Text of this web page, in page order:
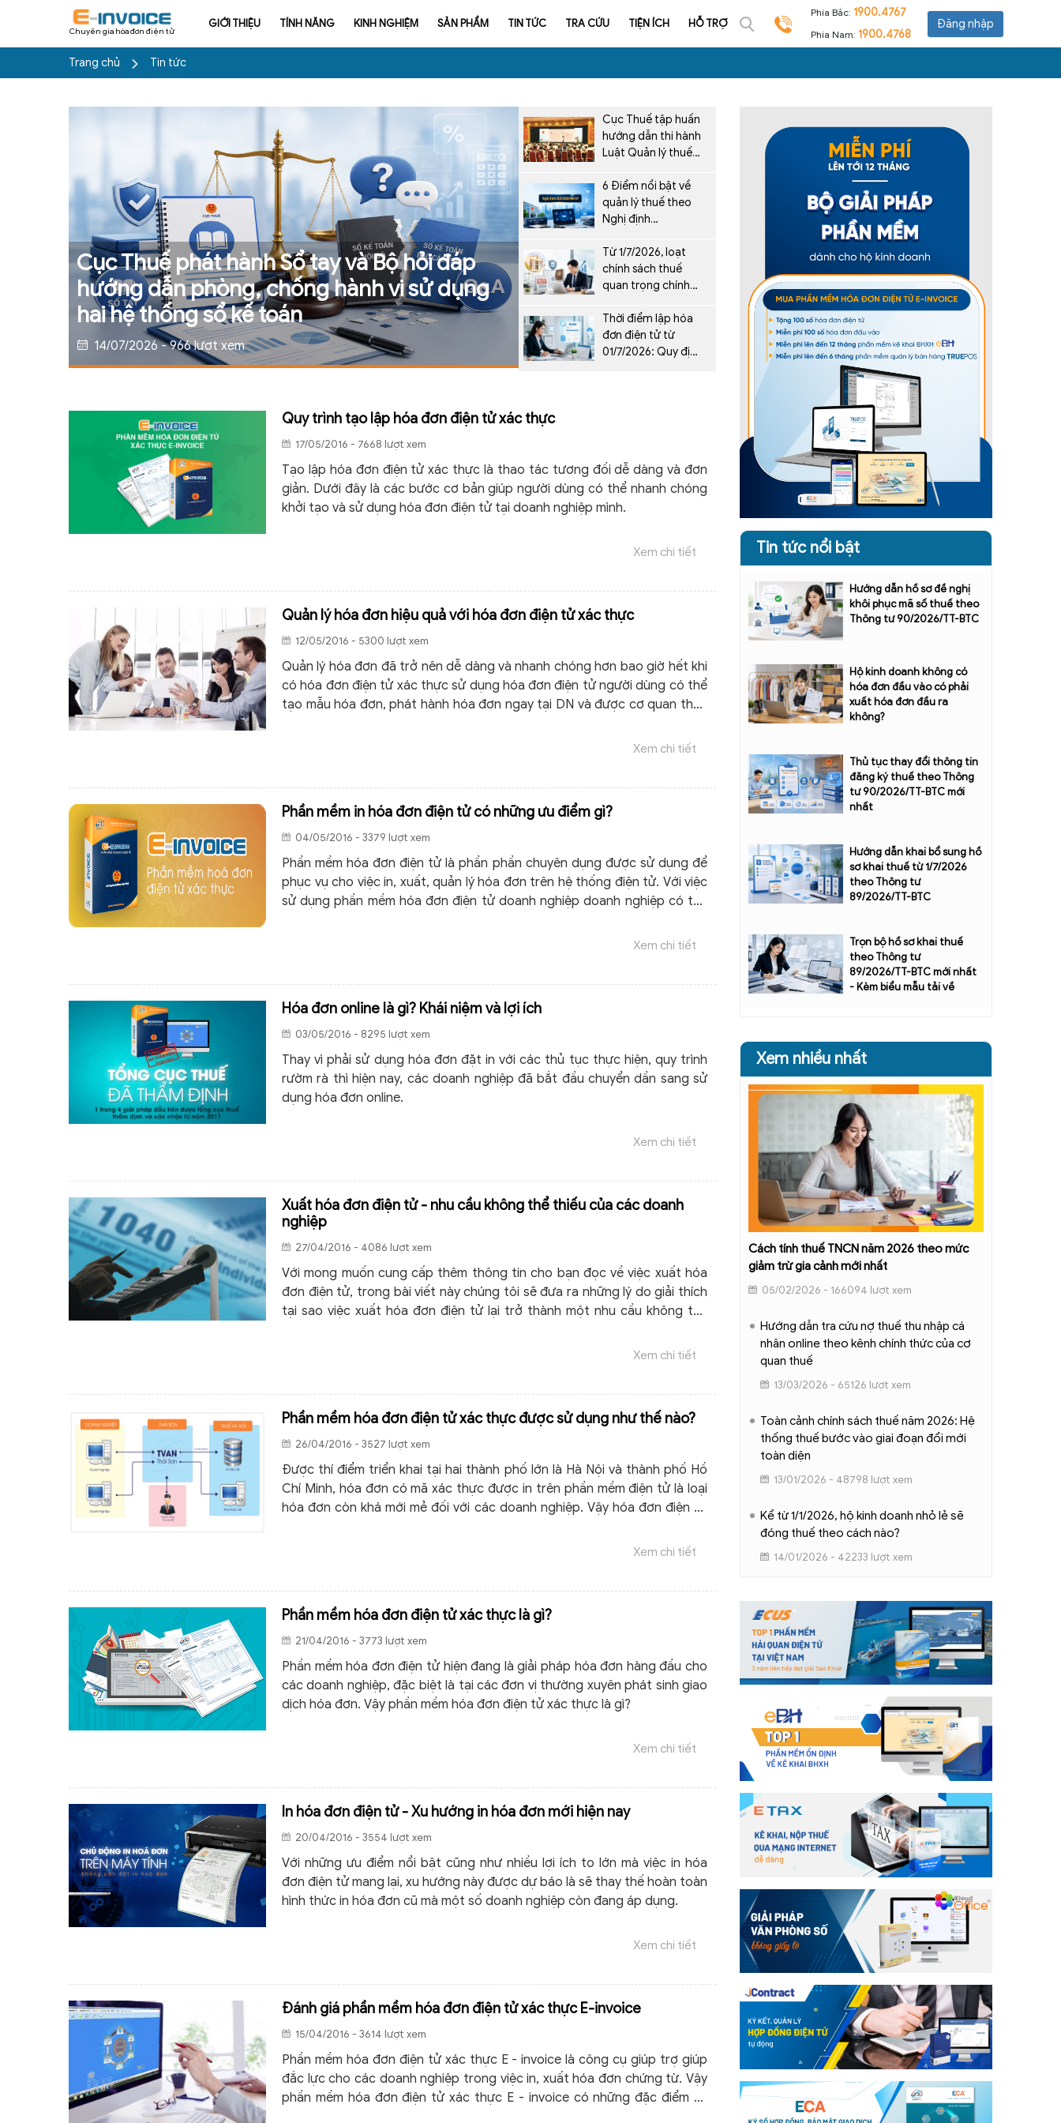
Chuyên gia hóa đơn điện tử
GIỚI THIỆU TÍNH NĂNG KINH NGHIỆM SẢN PHẨM TIN TỨC TRA CỨU TIỆN ÍCH HỖ TRỢ
Phía Bắc: 1900.4767
Phía Nam: 1900.4768
Đăng nhập
Trang chủ Tin tức
Cục Thuế phát hành Sổ tay và Bộ hỏi đáp
hướng dẫn phòng, chống hành vi sử dụng
hai hệ thống sổ kế toán
14/07/2026 - 966 lượt xem
Cục Thuế tập huấn
hướng dẫn thi hành
Luật Quản lý thuế
6 Điểm nổi bật về
quản lý thuế theo
Nghị định
1/7/2026
Từ 1/7/2026, loạt
chính sách thuế
quan trọng chính
Thời điểm lập hóa
đơn điện tử từ
01/7/2026: Quy định
Quy trình tạo lập hóa đơn điện tử xác thực
17/05/2016 - 7668 lượt xem
Tạo lập hóa đơn điện tử xác thực là thao tác tương đối dễ dàng và đơn
giản. Dưới đây là các bước cơ bản giúp người dùng có thể nhanh chóng
khởi tạo và sử dụng hóa đơn điện tử tại doanh nghiệp mình.
Xem chi tiết
Quản lý hóa đơn hiệu quả với hóa đơn điện tử xác thực
12/05/2016 - 5300 lượt xem
Quản lý hóa đơn đã trở nên dễ dàng và nhanh chóng hơn bao giờ hết khi
có hóa đơn điện tử xác thực sử dụng hóa đơn điện tử người dùng có thể
tạo mẫu hóa đơn, phát hành hóa đơn ngay tại DN và được cơ quan thuế
Xem chi tiết
Phần mềm in hóa đơn điện tử có những ưu điểm gì?
04/05/2016 - 3379 lượt xem
Phần mềm hóa đơn điện tử là phần phần chuyên dụng được sử dụng để
phục vụ cho việc in, xuất, quản lý hóa đơn trên hệ thống điện tử. Với việc
sử dụng phần mềm hóa đơn điện tử doanh nghiệp doanh nghiệp có thể
Xem chi tiết
Hóa đơn online là gì? Khái niệm và lợi ích
03/05/2016 - 8295 lượt xem
Thay vì phải sử dụng hóa đơn đặt in với các thủ tục thực hiện, quy trình
rườm rà thì hiện nay, các doanh nghiệp đã bắt đầu chuyển dần sang sử
dụng hóa đơn online.
Xem chi tiết
Xuất hóa đơn điện tử - nhu cầu không thể thiếu của các doanh
nghiệp
27/04/2016 - 4086 lượt xem
Với mong muốn cung cấp thêm thông tin cho bạn đọc về việc xuất hóa
đơn điện tử, trong bài viết này chúng tôi sẽ đưa ra những lý do giải thích
tại sao việc xuất hóa đơn điện tử lại trở thành một nhu cầu không thể
Xem chi tiết
Phần mềm hóa đơn điện tử xác thực được sử dụng như thế nào?
26/04/2016 - 3527 lượt xem
Được thí điểm triển khai tại hai thành phố lớn là Hà Nội và thành phố Hồ
Chí Minh, hóa đơn có mã xác thực được in trên phần mềm điện tử là loại
hóa đơn còn khá mới mẻ đối với các doanh nghiệp. Vậy hóa đơn điện tử
Xem chi tiết
Phần mềm hóa đơn điện tử xác thực là gì?
21/04/2016 - 3773 lượt xem
Phần mềm hóa đơn điện tử hiện đang là giải pháp hóa đơn hàng đầu cho
các doanh nghiệp, đặc biệt là tại các đơn vị thường xuyên phát sinh giao
dịch hóa đơn. Vậy phần mềm hóa đơn điện tử xác thực là gì?
Xem chi tiết
In hóa đơn điện tử - Xu hướng in hóa đơn mới hiện nay
20/04/2016 - 3554 lượt xem
Với những ưu điểm nổi bật cũng như nhiều lợi ích to lớn mà việc in hóa
đơn điện tử mang lại, xu hướng này được dự báo là sẽ thay thế hoàn toàn
hình thức in hóa đơn cũ mà một số doanh nghiệp còn đang áp dụng.
Xem chi tiết
Đánh giá phần mềm hóa đơn điện tử xác thực E-invoice
15/04/2016 - 3614 lượt xem
Phần mềm hóa đơn điện tử xác thực E - invoice là công cụ giúp trợ giúp
đắc lực cho các doanh nghiệp trong việc in, xuất hóa đơn chứng từ. Vậy
phần mềm hóa đơn điện tử xác thực E - invoice có những đặc điểm và
Tin tức nổi bật
Hướng dẫn hồ sơ đề nghị
khôi phục mã số thuế theo
Thông tư 90/2026/TT-BTC
Hộ kinh doanh không có
hóa đơn đầu vào có phải
xuất hóa đơn đầu ra
không?
Thủ tục thay đổi thông tin
đăng ký thuế theo Thông
tư 90/2026/TT-BTC mới
nhất
Hướng dẫn khai bổ sung hồ
sơ khai thuế từ 1/7/2026
theo Thông tư
89/2026/TT-BTC
Trọn bộ hồ sơ khai thuế
theo Thông tư
89/2026/TT-BTC mới nhất
- Kèm biểu mẫu tải về
Xem nhiều nhất
Cách tính thuế TNCN năm 2026 theo mức
giảm trừ gia cảnh mới nhất
05/02/2026 - 166094 lượt xem
Hướng dẫn tra cứu nợ thuế thu nhập cá
nhân online theo kênh chính thức của cơ
quan thuế
13/03/2026 - 65126 lượt xem
Toàn cảnh chính sách thuế năm 2026: Hệ
thống thuế bước vào giai đoạn đổi mới
toàn diện
13/01/2026 - 48798 lượt xem
Kể từ 1/1/2026, hộ kinh doanh nhỏ lẻ sẽ
đóng thuế theo cách nào?
14/01/2026 - 42233 lượt xem